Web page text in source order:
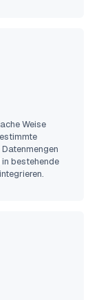
Weise
bestehende